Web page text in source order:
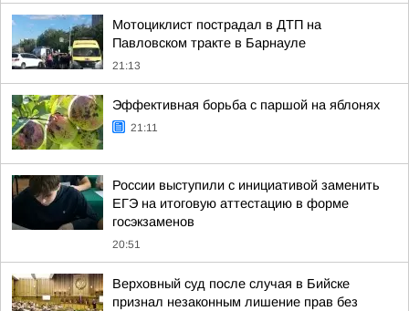
Мотоциклист пострадал в ДТП на
Павловском тракте в Барнауле
21:13
Эффективная борьба с паршой на яблонях
21:11
России выступили с инициативой заменить
ЕГЭ на итоговую аттестацию в форме
госэкзаменов
20:51
Верховный суд после случая в Бийске
признал незаконным лишение прав без